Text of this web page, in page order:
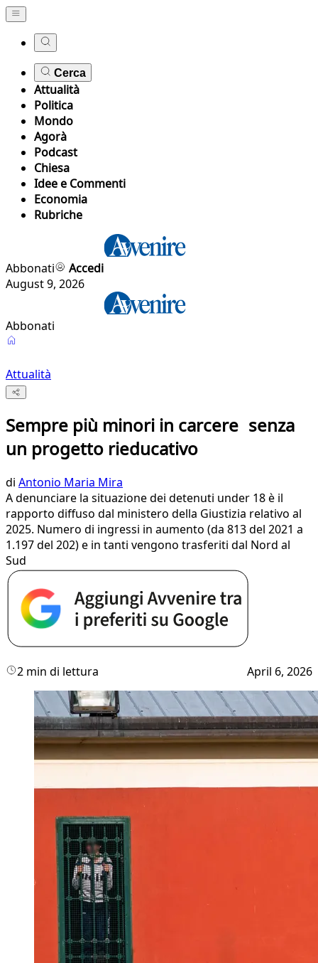
Cerca
Attualità
Politica
Mondo
Agorà
Podcast
Chiesa
Idee e Commenti
Economia
Rubriche
Abbonati
Accedi
August 9, 2026
Abbonati
Attualità
Sempre più minori in carcere senza
un progetto rieducativo
di Antonio Maria Mira
A denunciare la situazione dei detenuti under 18 è il
rapporto diffuso dal ministero della Giustizia relativo al
2025. Numero di ingressi in aumento (da 813 del 2021 a
1.197 del 202) e in tanti vengono trasferiti dal Nord al
Sud
2 min di lettura April 6, 2026